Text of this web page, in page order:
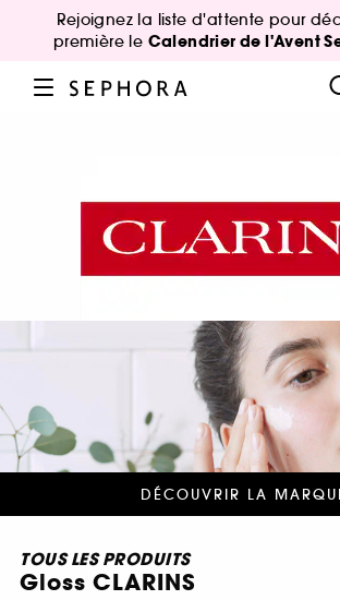
Rejoignez la liste d'attente pour
première le Calendrier de l'Avent
DÉCOUVRIR LA
TOUS LES PRODUITS
Gloss CLARINS